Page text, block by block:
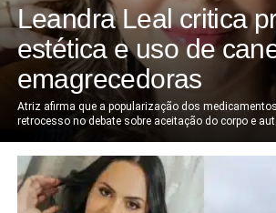
Leandra Leal critica
estética e uso de
emagrecedoras
Atriz afirma que a popularização dos
retrocesso no debate sobre aceitação do corpo e